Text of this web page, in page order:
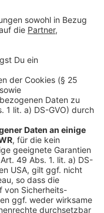
mit
drei abgestorben,